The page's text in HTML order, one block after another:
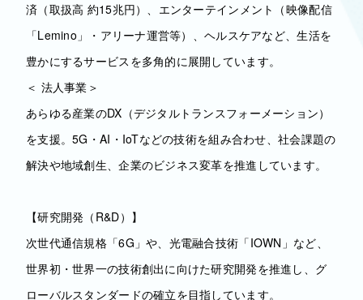
済（取扱高 約15兆円）、エンターテインメント（映像配信
「Lemino」・アリーナ運営等）、ヘルスケアなど、生活を
豊かにするサービスを多角的に展開しています。
＜ 法人事業＞
あらゆる産業のDX（デジタルトランスフォーメーション）
を支援。5G・AI・IoTなどの技術を組み合わせ、社会課題の
解決や地域創生、企業のビジネス変革を推進しています。
【研究開発（R&D）】
次世代通信規格「6G」や、光電融合技術「IOWN」など、
世界初・世界一の技術創出に向けた研究開発を推進し、グ
ローバルスタンダードの確立を目指しています。